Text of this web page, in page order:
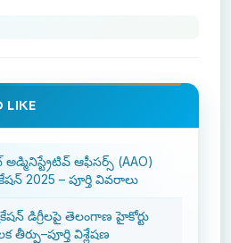
LIKE
అడ్మినిస్ట్రేటివ్ ఆఫీసర్స్ (AAO)
2025 – పూర్తి వివరాలు
డిగ్రీలపై తెలంగాణ హైకోర్టు
తీర్పు–పూర్తి విశ్లేషణ